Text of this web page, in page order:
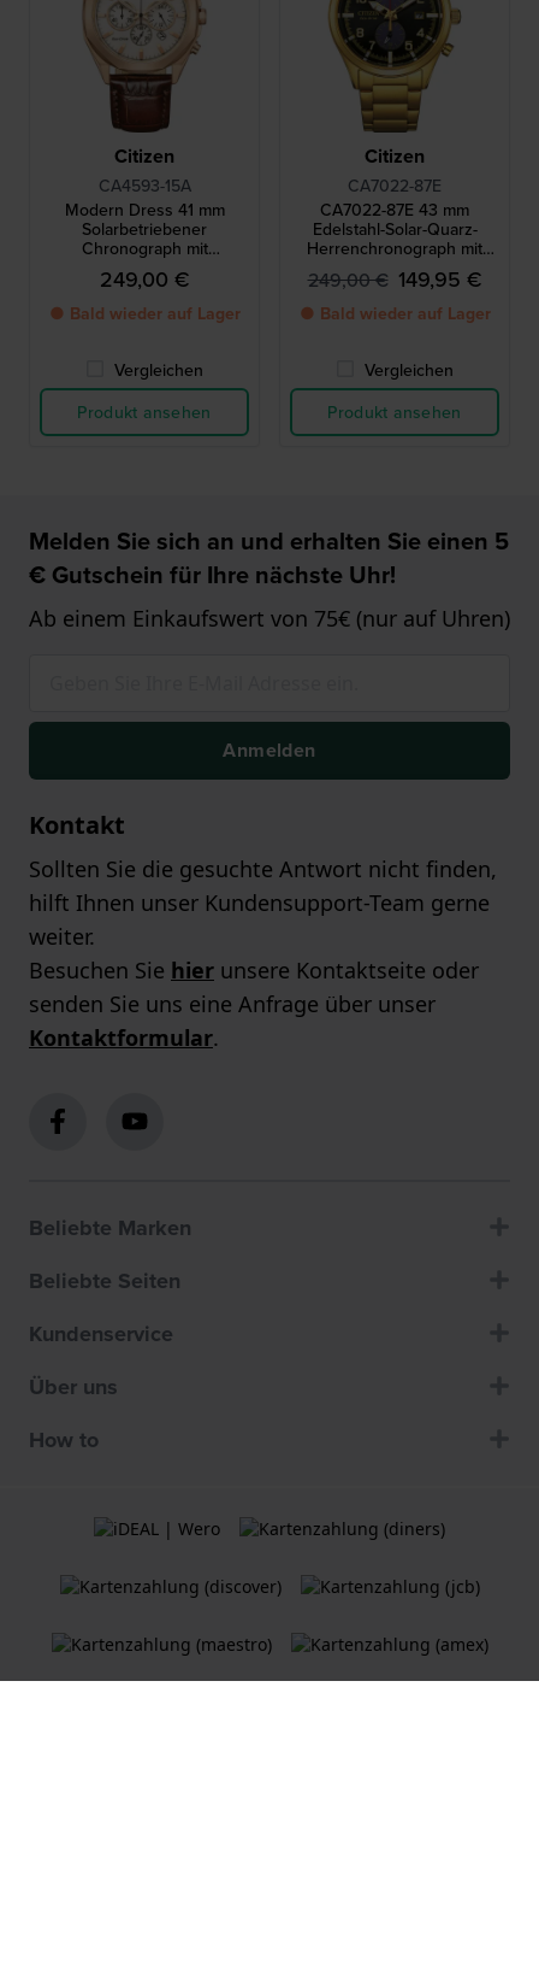
Citizen
CA4593-15A
Modern Dress 41 mm
Solarbetriebener
Chronograph mit
Datumsanzeige
249,00 €
● Bald wieder auf Lager
Vergleichen
Produkt ansehen
Citizen
CA7022-87E
CA7022-87E 43 mm
Edelstahl-Solar-Quarz-
Herrenchronograph mit
Datum
249,00 € 149,95 €
● Bald wieder auf Lager
Vergleichen
Produkt ansehen
Melden Sie sich an und erhalten Sie einen 5
€ Gutschein für Ihre nächste Uhr!
Ab einem Einkaufswert von 75€ (nur auf Uhren)
Anmelden
Kontakt
Sollten Sie die gesuchte Antwort nicht finden,
hilft Ihnen unser Kundensupport-Team gerne
weiter.
Besuchen Sie hier unsere Kontaktseite oder
senden Sie uns eine Anfrage über unser
Kontaktformular.
Beliebte Marken
Beliebte Seiten
Kundenservice
Über uns
How to